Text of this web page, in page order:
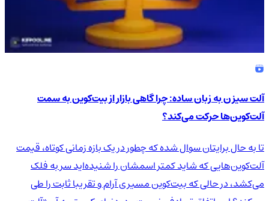
آلت سیزن به زبان ساده: چرا گاهی بازار از بیت‌کوین به سمت
آلت‌کوین‌ها حرکت می‌کند؟
تا به حال برایتان سوال شده که چطور در یک بازه زمانی کوتاه، قیمت
آلت‌کوین‌هایی که شاید کمتر اسمشان را شنیده‌اید سر به فلک
می‌کشد، در حالی که بیت‌کوین مسیری آرام و تقریبا ثابت را طی